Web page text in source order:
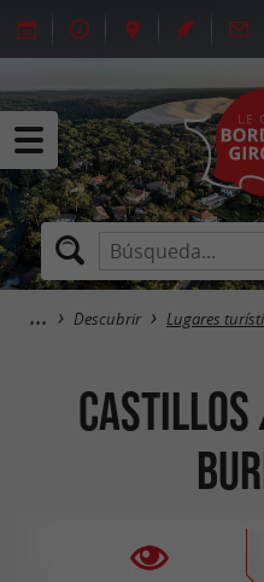
Descubrir Lugares
Castillos